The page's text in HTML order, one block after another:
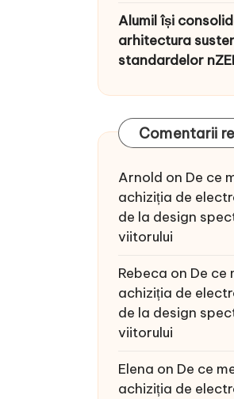
Alumil își
arhitectura
standardelor
Comentarii
Arnold on De ce
achiziția de
de la design
viitorului
Rebeca on De ce
achiziția de
de la design
viitorului
Elena on De ce
achiziția de